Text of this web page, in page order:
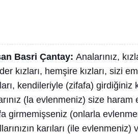
Basri Çantay: Analarınız,
kızları, hemşire kızları, sizi
kendileriyle (zifafa) girdiğiniz
(la evlenmeniz) size haram
girmemişseniz (onlarla
karıları (ile